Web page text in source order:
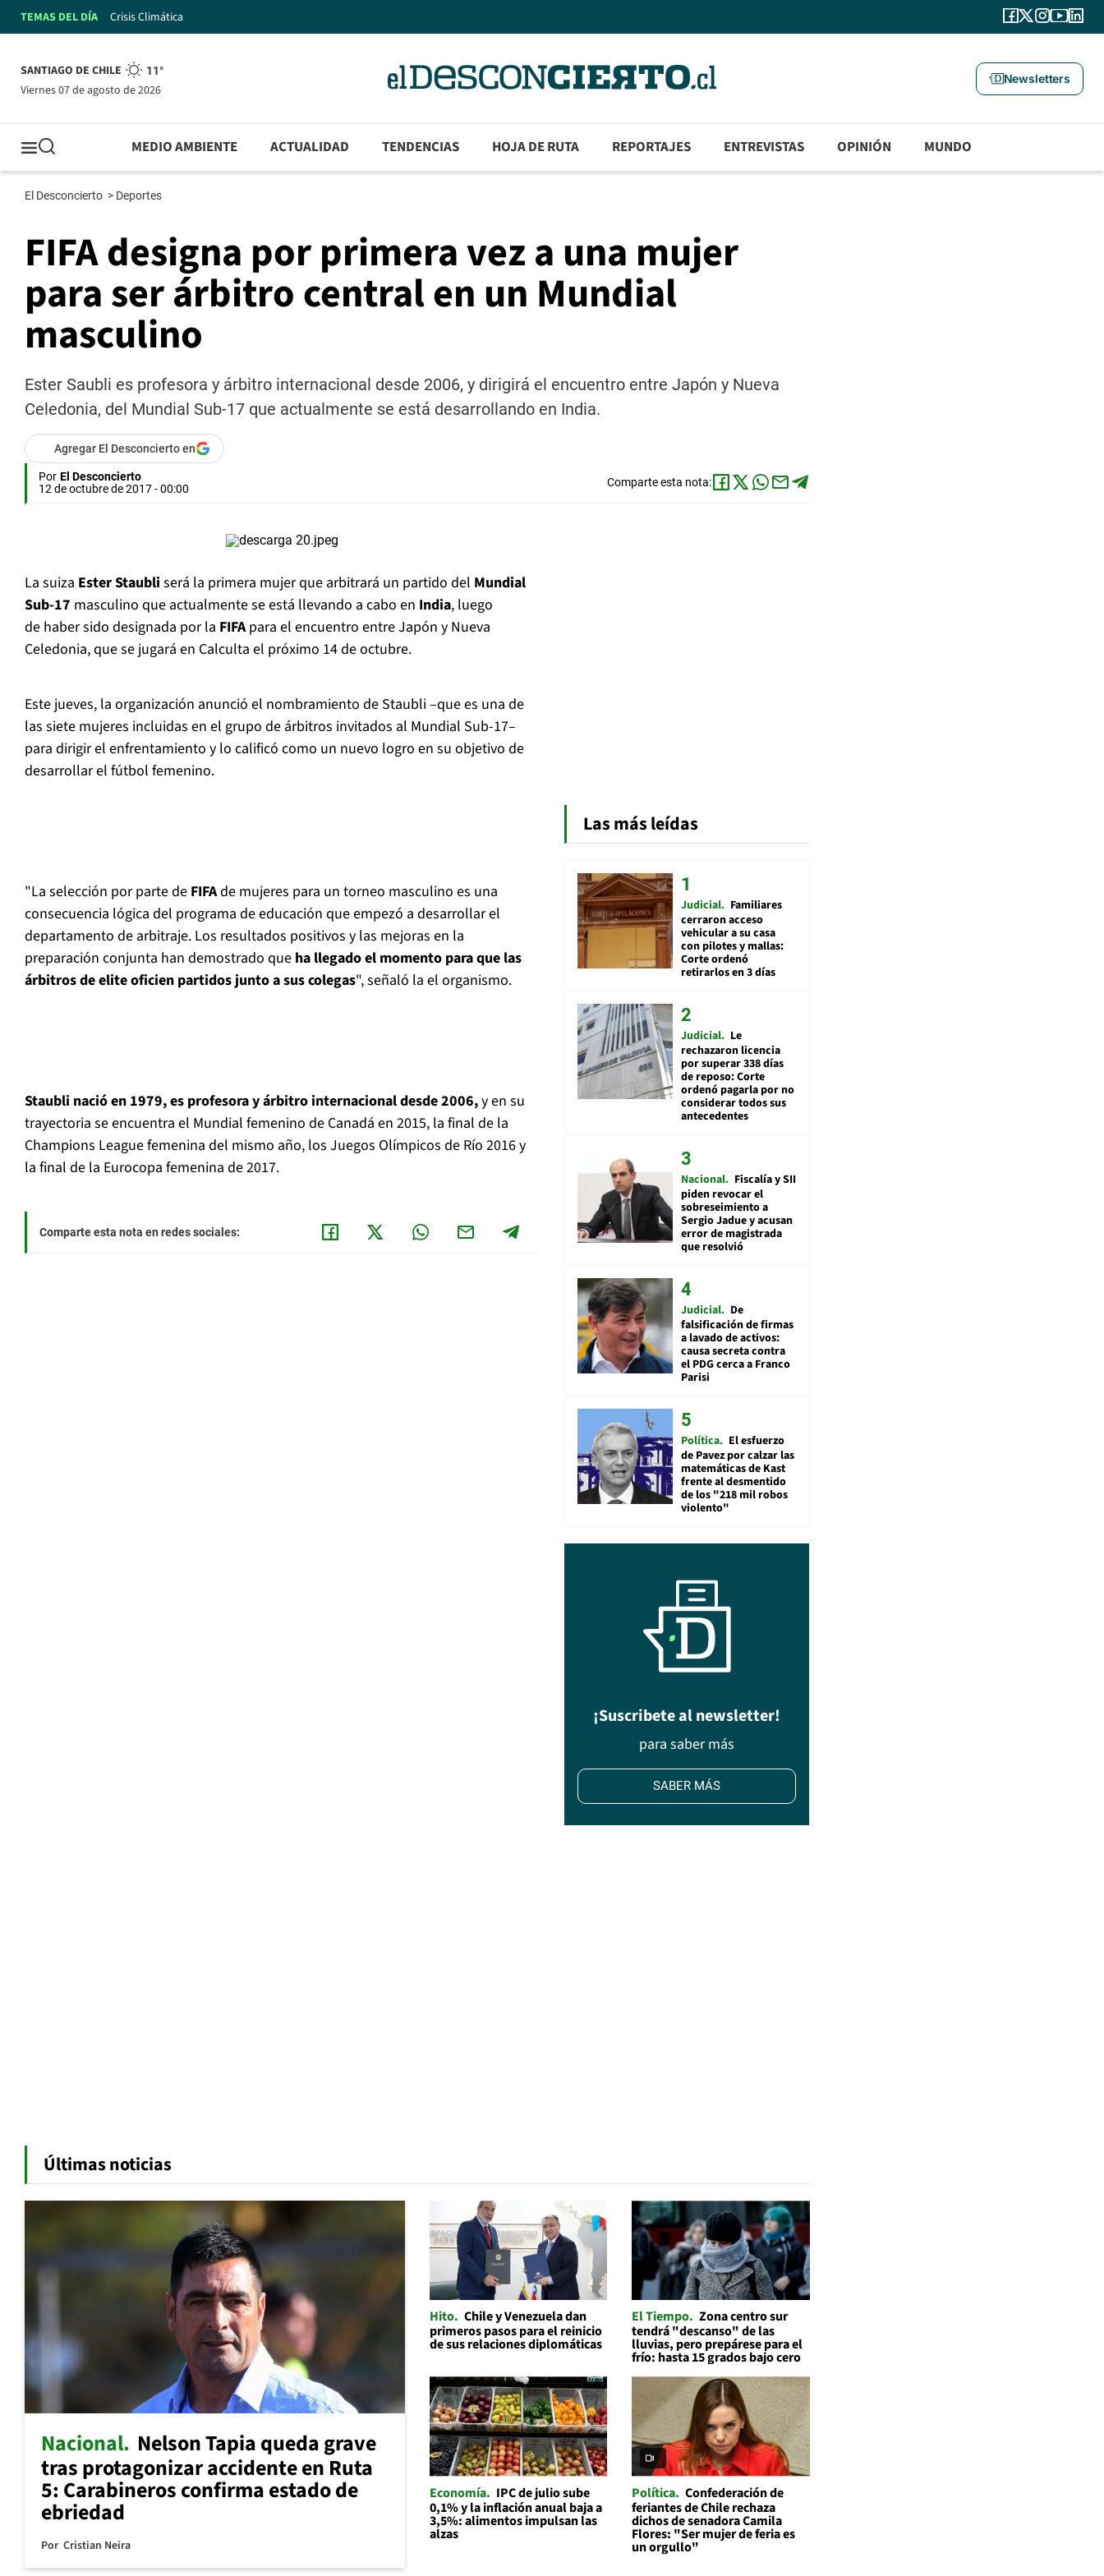
TEMAS DEL DÍA Crisis Climática
SANTIAGO DE CHILE 11°
viernes 07 de agosto de 2026
Newsletters
MEDIO AMBIENTE ACTUALIDAD TENDENCIAS HOJA DE RUTA REPORTAJES ENTREVISTAS OPINIÓN MUNDO
El Desconcierto > Deportes
FIFA designa por primera vez a una mujer
para ser árbitro central en un Mundial
masculino
Ester Saubli es profesora y árbitro internacional desde 2006, y dirigirá el encuentro entre Japón y Nueva
Celedonia, del Mundial Sub-17 que actualmente se está desarrollando en India.
Agregar El Desconcierto en
Por El Desconcierto
12 de octubre de 2017 - 00:00
Comparte esta nota:
La suiza Ester Staubli será la primera mujer que arbitrará un partido del Mundial
Sub-17 masculino que actualmente se está llevando a cabo en India, luego
de haber sido designada por la FIFApara el encuentro entre Japón y Nueva
Celedonia, que se jugará en Calculta el próximo 14 de octubre.
Este jueves, la organización anunció el nombramiento de Staubli –que es una de
las siete mujeres incluidas en el grupo de árbitros invitados al Mundial Sub-17–
para dirigir el enfrentamiento y lo calificó como un nuevo logro en su objetivo de
desarrollar el fútbol femenino.
"La selección por parte de FIFAde mujeres para un torneo masculino es una
consecuencia lógica del programa de educación que empezó a desarrollar el
departamento de arbitraje. Los resultados positivos y las mejoras en la
preparación conjunta han demostrado que ha llegado el momento para que las
árbitros de elite oficien partidos junto a sus colegas", señaló la el organismo.
Staubli nació en 1979, es profesora y árbitro internacional desde 2006,y en su
trayectoria se encuentra el Mundial femenino de Canadá en 2015, la final de la
Champions League femenina del mismo año, los Juegos Olímpicos de Río 2016 y
la final de la Eurocopa femenina de 2017.
Comparte esta nota en redes sociales:
Las más leídas
Judicial Familiares
cerraron acceso
vehicular a su casa
con pilotes y mallas:
Corte ordenó
retirarlos en 3 días
Judicial Le
rechazaron licencia
por superar 338 días
de reposo: Corte
ordenó pagarla por no
considerar todos sus
antecedentes
Nacional Fiscalía y SII
piden revocar el
sobreseimiento a
Sergio Jadue y acusan
error de magistrada
que resolvió
Judicial De
falsificación de firmas
a lavado de activos:
causa secreta contra
el PDG cerca a Franco
Parisi
Política El esfuerzo
de Pavez por calzar las
matemáticas de Kast
frente al desmentido
de los "218 mil robos
violento"
¡Suscribete al newsletter!
para saber más
SABER MÁS
Últimas noticias
Nacional Nelson Tapia queda grave
tras protagonizar accidente en Ruta
5: Carabineros confirma estado de
ebriedad
Por Cristian Neira
Hito Chile y Venezuela dan
primeros pasos para el reinicio
de sus relaciones diplomáticas
El Tiempo Zona centro sur
tendrá "descanso" de las
lluvias, pero prepárese para el
frío: hasta 15 grados bajo cero
Economía
IPC de julio sube
0,1% y la inflación anual baja a
3,5%: alimentos impulsan las
alzas
Política Confederación de
feriantes de Chile rechaza
dichos de senadora Camila
Flores: "Ser mujer de feria es
un orgullo"